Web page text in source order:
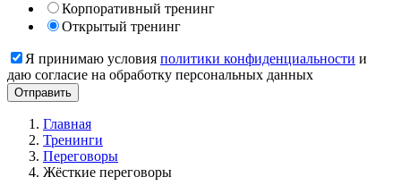
Корпоративный тренинг
Открытый тренинг
Я принимаю условия политики конфиденциальности и
даю согласие на обработку персональных данных
Главная
Тренинги
Переговоры
Жёсткие переговоры